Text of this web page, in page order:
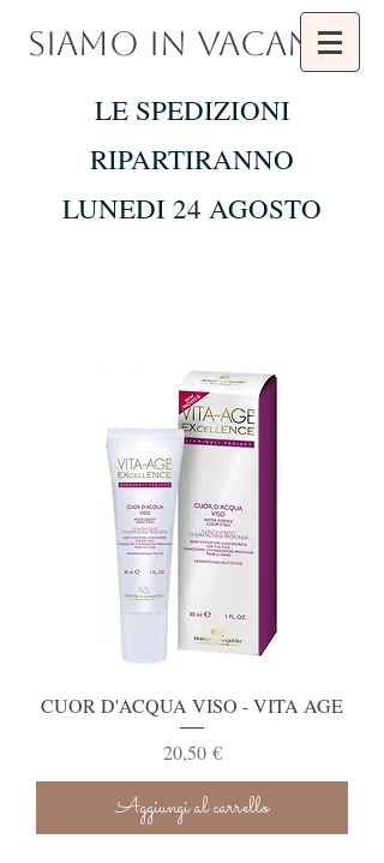
SIAMO IN VACANZA
LE SPEDIZIONI
RIPARTIRANNO
LUNEDI 24 AGOSTO
CUOR D'ACQUA VISO - VITA AGE
Prezzo
20,50 €
Aggiungi al carrello